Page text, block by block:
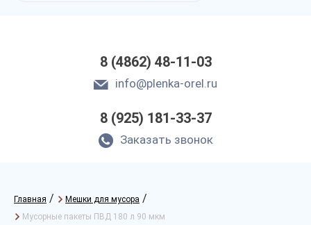
8 (4862) 48-11-03
info@plenka-orel.ru
8 (925) 181-33-37
Заказать звонок
Главная / Мешки для мусора /
Мусорные пакеты ПВД 180 л 90 мкм